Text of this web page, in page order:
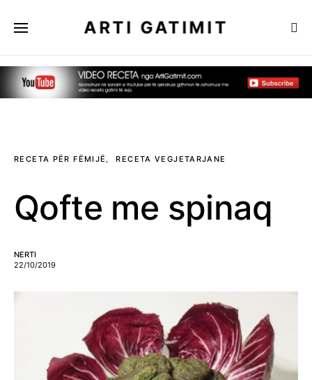
ARTI GATIMIT
RECETA PËR FËMIJË RECETA VEGJETARJANE
Qofte me spinaq
NERTI
22/10/2019